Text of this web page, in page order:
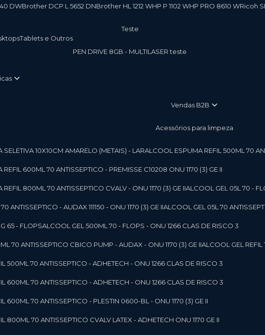
DW Brother DCP L 5652 DN Brother HL 1212 W HP P 1102 W HP PRO 8610 W Ricoh
Tablets e Outros
teste
PEN DRIVE 8GB - MULTILASER teste
vendas B2B
Acessórios para limpeza
SELETIVA 10X10CM AMARELO (METAIS) - LAR ALCOOL ESPUMA REFIL 500ML 70
REFIL 600ML 70 ANTISSEPTICO - PREMISSE C10208 ONU 1170 (3) GE II
REFIL 800ML 70 ANTISSEPTICO CVALV - ONU 1170 (3) GE II ALCOOL GEL 05L 70 -
ANTISSEPTICO - AUDAX 111150 - ONU 1170 (3) GE II ALCOOL GEL 05L 70
65 - FLOPS ALCOOL GEL 500ML 70 - FLOPS - ONU 1266 CLAS DE RISCO 3
70 ANTISSEPTICO CBICO PUMP - AUDAX - ONU 1170 (3) GE II ALCOOL GEL
500ML 70 ANTISSEPTICO - ADHETECH - ONU 1266 CLAS DE RISCO 3
600ML 70 ANTISSEPTICO - ADHETECH - ONU 1266 CLAS DE RISCO 3
600ML 70 ANTISSEPTICO - PLESTIN 0600-BL - ONU 1170 (3) GE II
800ML 70 ANTISSEPTICO CVALV LATEX - ADHETECH ONU 1170 GE II